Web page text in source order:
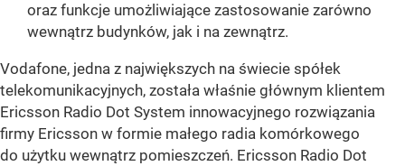
oraz funkcje umożliwiające zastosowanie zarówno
wewnątrz budynków, jak i na zewnątrz.
Vodafone, jedna z największych na świecie spółek
telekomunikacyjnych, została właśnie głównym klientem
Ericsson Radio Dot System innowacyjnego rozwiązania
firmy Ericsson w formie małego radia komórkowego
do użytku wewnątrz pomieszczeń. Ericsson Radio Dot